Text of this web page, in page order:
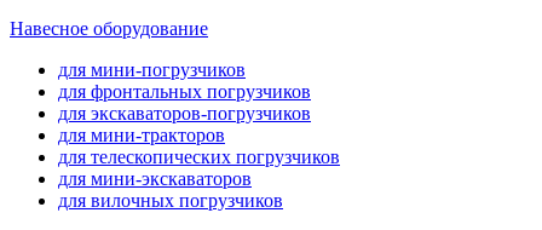
Навесное оборудование
для мини-погрузчиков
для фронтальных погрузчиков
для экскаваторов-погрузчиков
для мини-тракторов
для телескопических погрузчиков
для мини-экскаваторов
для вилочных погрузчиков